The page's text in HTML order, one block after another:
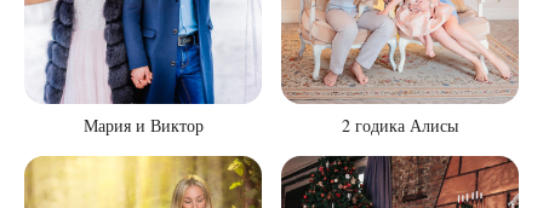
Мария и Виктор 2 годика Алисы